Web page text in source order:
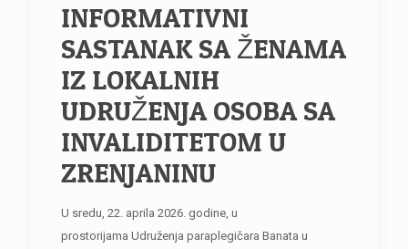
INFORMATIVNI
SASTANAK SA ŽENAMA
IZ LOKALNIH
UDRUŽENJA OSOBA SA
INVALIDITETOM U
ZRENJANINU
U sredu, 22. aprila 2026. godine, u
prostorijama Udruženja paraplegičara Banata u